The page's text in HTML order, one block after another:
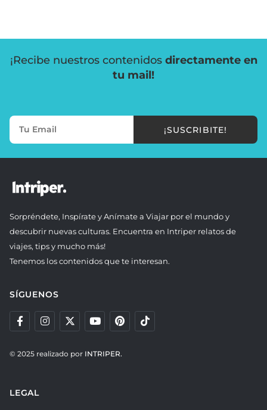
¡Recibe nuestros contenidos directamente en
tu mail!
¡SUSCRIBITE!
Sorpréndete, Inspírate y Anímate a Viajar por el mundo y
descubrir nuevas culturas. Encuentra en Intriper relatos de
viajes, tips y mucho más!
Tenemos los contenidos que te interesan.
SÍGUENOS
© 2025 realizado por INTRIPER.
LEGAL